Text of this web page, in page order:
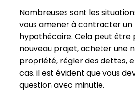
Nombreuses sont les
vous amener à contracter un
hypothécaire. Cela peut être
nouveau projet, acheter une
propriété, régler des dettes,
cas, il est évident que vous
question avec minutie.